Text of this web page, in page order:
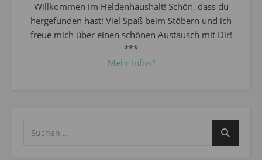
Willkommen im Heldenhaushalt! Schön, dass du
hergefunden hast! Viel Spaß beim Stöbern und ich
freue mich über einen schönen Austausch mit Dir!
***
Mehr Infos?